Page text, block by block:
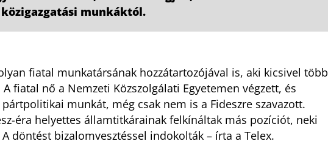
munkáktól.
fiatal munkatársának hozzátartozójával is, aki kicsivel több
fiatal nő a Nemzeti Közszolgálati Egyetemen végzett, és
munkát, még csak nem is a Fideszre szavazott.
éra helyettes államtitkárainak felkínáltak más pozíciót, neki
döntést bizalomvesztéssel indokolták – írta a Telex.